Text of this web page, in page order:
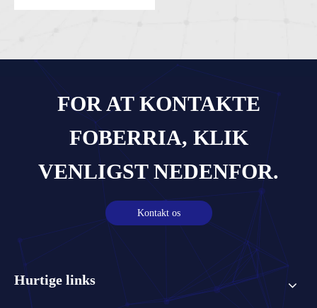
FOR AT KONTAKTE
FOBERRIA, KLIK
VENLIGST NEDENFOR.
Kontakt os
Hurtige links